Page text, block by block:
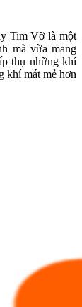
Tim Vỡ là một
mà vừa mang
thụ những khí
khí mát mẻ hơn